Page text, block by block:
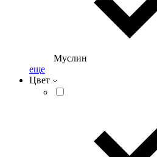
Муслин
еще
Цвет